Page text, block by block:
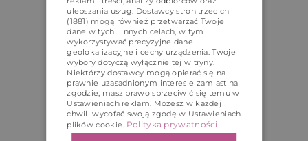
ulepszania usług. Dostawcy stron trzecich
(1881) mogą również przetwarzać Twoje
dane w tych i innych celach, w tym
wykorzystywać precyzyjne dane
geolokalizacyjne i cechy urządzenia. Twoje
wybory dotyczą wyłącznie tej witryny.
Niektórzy dostawcy mogą opierać się na
prawnie uzasadnionym interesie zamiast na
zgodzie; masz prawo sprzeciwić się temu w
Ustawieniach reklam. Możesz w każdej
chwili wycofać swoją zgodę w Ustawieniach
plików cookie. Polityka prywatności